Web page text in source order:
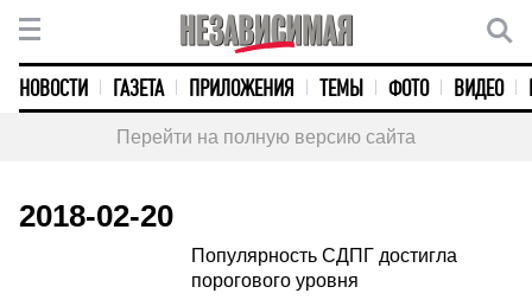
НОВОСТИ ГАЗЕТА ПРИЛОЖЕНИЯ ТЕМЫ ФОТО ВИДЕО
Перейти на полную версию сайта
2018-02-20
Популярность СДПГ достигла
порогового уровня